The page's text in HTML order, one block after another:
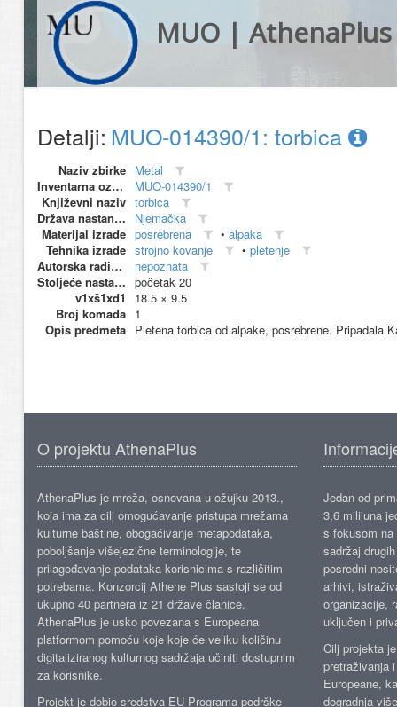
MUO | AthenaPlus
Detalji: MUO-014390/1: torbica
Naziv zbirke Metal
Inventarna oznaka
MUO-014390/1
Književni naziv torbica
Država nastanka
Njemačka
Materijal izrade posrebrena • alpaka
Tehnika izrade strojno kovanje • pletenje
Autorska radionica (proizvođač)
nepoznata
Stoljeće nastanka početak 20
v1xš1xd1
18.5 × 9.5
Broj komada 1
Opis predmeta Pletena torbica od alpake, posrebrene. Pripadala
O projektu AthenaPlus
AthenaPlus je mreža, osnovana u ožujku 2013.,
koja ima za cilj omogućavanje pristupa mrežama
kulturne baštine, obogaćivanje metapodataka,
poboljšanje višejezične terminologije, te
prilagođavanje podataka korisnicima s različitim
potrebama. Konzorcij Athene Plus sastoji se od
ukupno 40 partnera iz 21 države članice.
AthenaPlus je usko povezana s Europeana
platformom pomoću koje koje će veliku količinu
digitaliziranog kulturnog sadržaja učiniti dostupnim
za korisnike.
Projekt je dobio sredstva EU Programa podrške
Jedan od
3,6 milijuna
s fokusom
sadržaj
posredni
arhivi,
organizacije,
uključen i
Cilj projekta
pretraživanja
Europeane,
dogradnja